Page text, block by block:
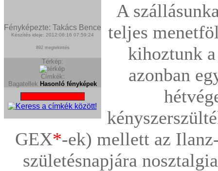
Fényképezte: Takács Bence
Készítés ideje: 2012:06:16 07:59:24
892 megtekintés
Térkép:
Címkék:
Bagatellek Hasonló fényképek
A
teljes
kihoztunk
azonban
GEX*-ek) mellett az
születésnapjára